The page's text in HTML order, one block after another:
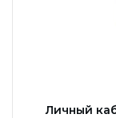
Личный